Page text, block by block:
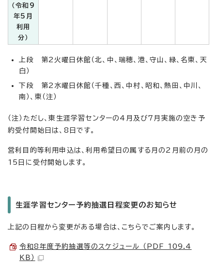
（令和9
年5月
利用
分）
上段 第2火曜日休館（北、中、瑞穂、港、守山、緑、名東、天
白）
下段 第2水曜日休館（千種、西、中村、昭和、熱田、中川、
南）、東（注）
（注）ただし、東生涯学習センターの4月及び7月実施の空き予
約受付開始日は、8日です。
営利目的等利用申込は、利用希望日の属する月の2月前の月の
15日に受付開始します。
生涯学習センター予約抽選日程変更のお知らせ
上記の日程から変更がある場合は、こちらでご案内します。
令和8年度予約抽選等のスケジュール （PDF 109.4
KB）